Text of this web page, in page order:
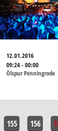
12.01.2016
09:24 - 00:00
Ölspur Penningrode
155 156